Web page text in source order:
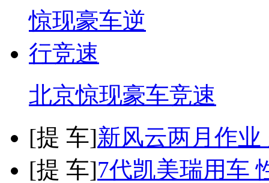
北京惊现豪车竞速
[提 车]新风云两月作
[提 车]7代凯美瑞用车